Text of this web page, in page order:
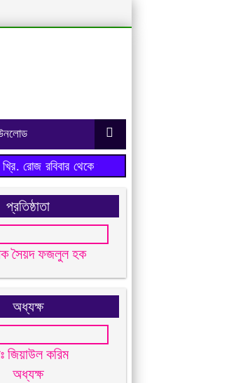
রোজ রবিবার থেকে শুরু হবে।
প্রতিষ্ঠাতা
সৈয়দ ফজলুল হক
অধ্যক্ষ
জিয়াউল করিম
অধ্যক্ষ